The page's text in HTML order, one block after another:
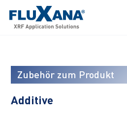
Zubehör zum Produkt
Additive